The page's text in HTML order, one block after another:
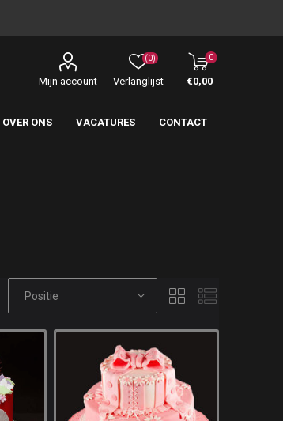
Mijn account Verlanglijst
(0) 0
€0,00
OVER ONS VACATURES CONTACT